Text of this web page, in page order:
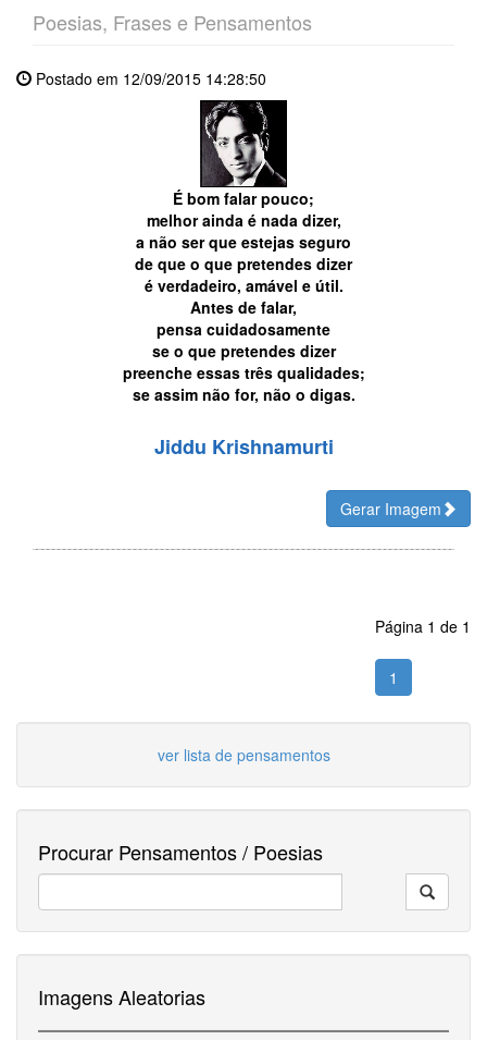
Poesias, Frases e Pensamentos
Postado em 12/09/2015 14:28:50
É bom falar pouco;
melhor ainda é nada dizer,
a não ser que estejas seguro
de que o que pretendes dizer
é verdadeiro, amável e útil.
Antes de falar,
pensa cuidadosamente
se o que pretendes dizer
preenche essas três qualidades;
se assim não for, não o digas.
Jiddu Krishnamurti
Gerar Imagem
Página 1 de 1
1
ver lista de pensamentos
Procurar Pensamentos / Poesias
Imagens Aleatorias